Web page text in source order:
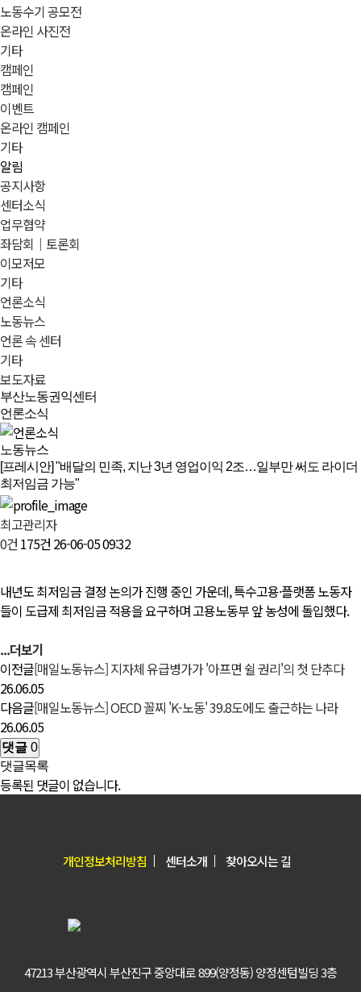
노동수기 공모전
온라인 사진전
기타
캠페인
캠페인
이벤트
온라인 캠페인
기타
알림
공지사항
센터소식
업무협약
좌담회｜토론회
이모저모
기타
언론소식
노동뉴스
언론 속 센터
기타
보도자료
부산노동권익센터
언론소식
노동뉴스
[프레시안] "배달의 민족, 지난 3년 영업이익 2조…일부만 써도 라이더
최저임금 가능"
최고관리자
0건 175건 26-06-05 09:32
내년도 최저임금 결정 논의가 진행 중인 가운데, 특수고용·플랫폼 노동자
들이 도급제 최저임금 적용을 요구하며 고용노동부 앞 농성에 돌입했다.
...더보기
이전글[매일노동뉴스] 지자체 유급병가가 '아프면 쉴 권리'의 첫 단추다
26.06.05
다음글[매일노동뉴스] OECD 꼴찌 'K-노동' 39.8도에도 출근하는 나라
26.06.05
댓글 0
댓글목록
등록된 댓글이 없습니다.
개인정보처리방침 센터소개 찾아오시는 길
47213 부산광역시 부산진구 중앙대로 899(양정동) 양정센텀빌딩 3층